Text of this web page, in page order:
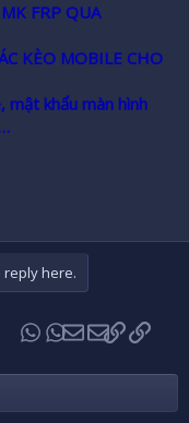
FRP QUA
KÈO MOBILE CHO
mật khẩu màn hình
reply here.
Tumblr WhatsApp
EmailLink